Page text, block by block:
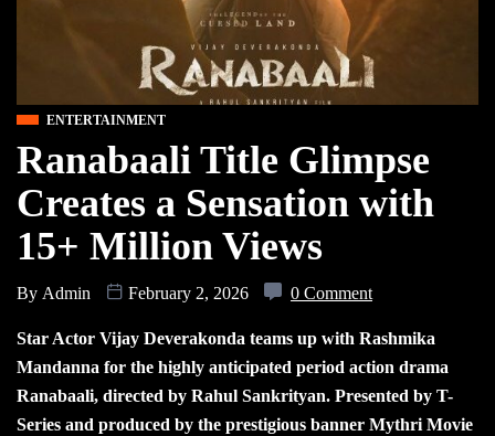
ENTERTAINMENT
Ranabaali Title Glimpse
Creates a Sensation with
15+ Million Views
By Admin February 2, 2026 0 Comment
Star Actor Vijay Deverakonda teams up with Rashmika
Mandanna for the highly anticipated period action drama
Ranabaali, directed by Rahul Sankrityan. Presented by T-
Series and produced by the prestigious banner Mythri Movie